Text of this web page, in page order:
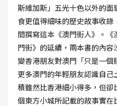
斯維加斯」五光十色以外的
食更值得細味的歷史故事收
間撰寫這本《澳門街人》。
門街》的延續，兩本書的內
變香港朋友對澳門「只是一
更多澳門的年輕朋友認識自
積雖然比香港細小得多，但
個東方小城所記載的故事實